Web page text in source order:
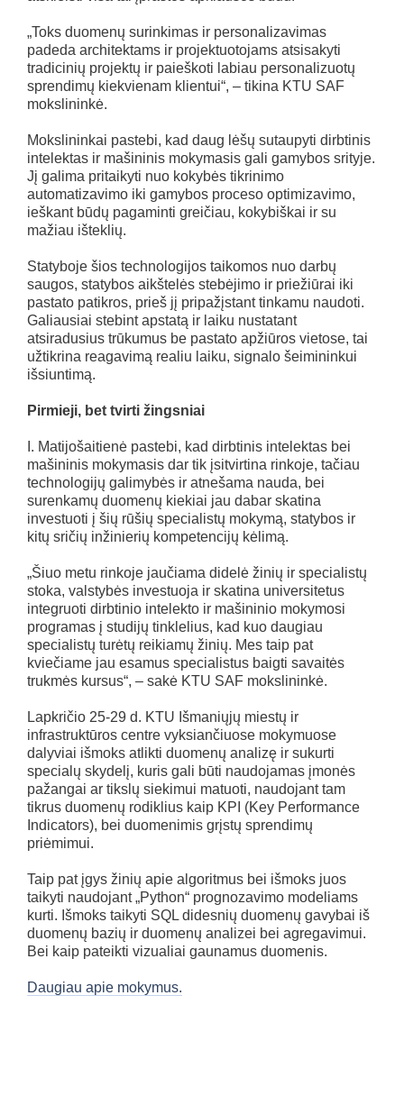
„Toks duomenų surinkimas ir personalizavimas
padeda architektams ir projektuotojams atsisakyti
tradicinių projektų ir paieškoti labiau personalizuotų
sprendimų kiekvienam klientui“, – tikina KTU SAF
mokslininkė.
Mokslininkai pastebi, kad daug lėšų sutaupyti dirbtinis
intelektas ir mašininis mokymasis gali gamybos srityje.
Jį galima pritaikyti nuo kokybės tikrinimo
automatizavimo iki gamybos proceso optimizavimo,
ieškant būdų pagaminti greičiau, kokybiškai ir su
mažiau išteklių.
Statyboje šios technologijos taikomos nuo darbų
saugos, statybos aikštelės stebėjimo ir priežiūrai iki
pastato patikros, prieš jį pripažįstant tinkamu naudoti.
Galiausiai stebint apstatą ir laiku nustatant
atsiradusius trūkumus be pastato apžiūros vietose, tai
užtikrina reagavimą realiu laiku, signalo šeimininkui
išsiuntimą.
Pirmieji, bet tvirti žingsniai
I. Matijošaitienė pastebi, kad dirbtinis intelektas bei
mašininis mokymasis dar tik įsitvirtina rinkoje, tačiau
technologijų galimybės ir atnešama nauda, bei
surenkamų duomenų kiekiai jau dabar skatina
investuoti į šių rūšių specialistų mokymą, statybos ir
kitų sričių inžinierių kompetencijų kėlimą.
„Šiuo metu rinkoje jaučiama didelė žinių ir specialistų
stoka, valstybės investuoja ir skatina universitetus
integruoti dirbtinio intelekto ir mašininio mokymosi
programas į studijų tinklelius, kad kuo daugiau
specialistų turėtų reikiamų žinių. Mes taip pat
kviečiame jau esamus specialistus baigti savaitės
trukmės kursus“, – sakė KTU SAF mokslininkė.
Lapkričio 25-29 d. KTU Išmaniųjų miestų ir
infrastruktūros centre vyksiančiuose mokymuose
dalyviai išmoks atlikti duomenų analizę ir sukurti
specialų skydelį, kuris gali būti naudojamas įmonės
pažangai ar tikslų siekimui matuoti, naudojant tam
tikrus duomenų rodiklius kaip KPI (Key Performance
Indicators), bei duomenimis grįstų sprendimų
priėmimui.
Taip pat įgys žinių apie algoritmus bei išmoks juos
taikyti naudojant „Python“ prognozavimo modeliams
kurti. Išmoks taikyti SQL didesnių duomenų gavybai iš
duomenų bazių ir duomenų analizei bei agregavimui.
Bei kaip pateikti vizualiai gaunamus duomenis.
Daugiau apie mokymus.